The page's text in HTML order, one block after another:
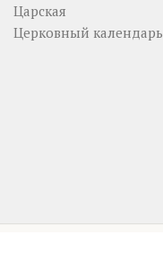
Царская
Церковный календарь